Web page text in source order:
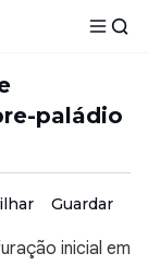
paládio
Guardar
inicial em